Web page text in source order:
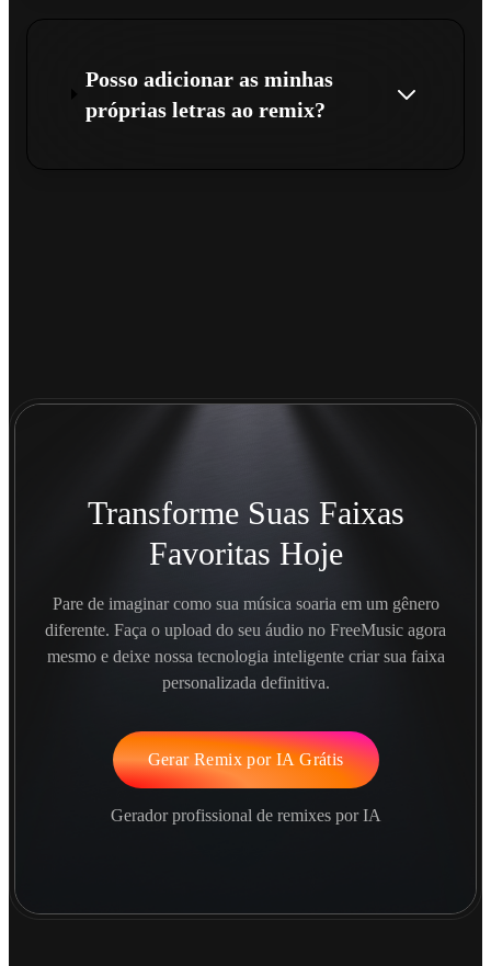
Posso adicionar as minhas
próprias letras ao remix?
Transforme Suas Faixas
Favoritas Hoje
Pare de imaginar como sua música soaria em um gênero
diferente. Faça o upload do seu áudio no FreeMusic agora
mesmo e deixe nossa tecnologia inteligente criar sua faixa
personalizada definitiva.
Gerar Remix por IA Grátis
Gerador profissional de remixes por IA